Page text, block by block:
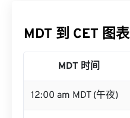
MDT 到 CET 图表
MDT 时间
12:00 am MDT (午夜)